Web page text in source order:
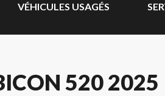
VÉHICULES USAGÉS
520 2025